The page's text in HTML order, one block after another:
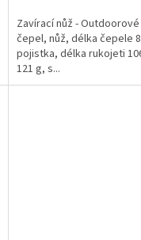
Zavírací nůž -
čepel, nůž, délka čepele
pojistka, délka rukojeti
121 g, s...